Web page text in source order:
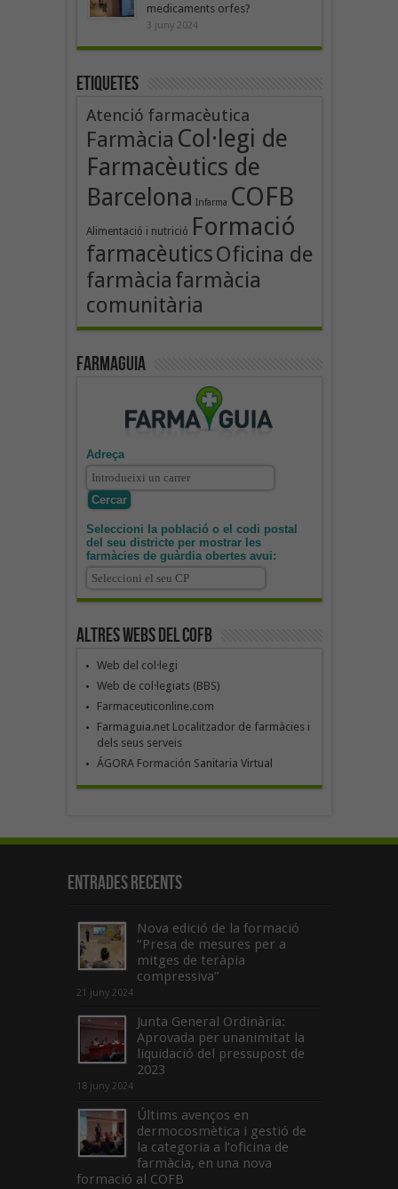
medicaments orfes?
3 juny 2024
Etiquetes
Atenció farmacèutica
Farmàcia Col·legi de
Farmacèutics de
Barcelona Infarma COFB
Alimentació i nutrició Formació
farmacèuticsOficina de
farmàcia farmàcia
comunitària
Farmaguia
Adreça
Seleccioni la població o el codi postal
del seu districte per mostrar les
farmàcies de guàrdia obertes avui:
Altres webs del COFB
Web del col·legi
Web de col·legiats (BBS)
Farmaceuticonline.com
Farmaguia.net Localitzador de farmàcies i
dels seus serveis
ÁGORA Formación Sanitaria Virtual
Entrades recents
Nova edició de la formació
“Presa de mesures per a
mitges de teràpia
compressiva”
21 juny 2024
Junta General Ordinària:
Aprovada per unanimitat la
liquidació del pressupost de
2023
18 juny 2024
Últims avenços en
dermocosmètica i gestió de
la categoria a l’oficina de
farmàcia, en una nova
formació al COFB